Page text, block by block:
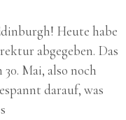
Heute habe
abgegeben. Das
Mai, also noch
darauf, was